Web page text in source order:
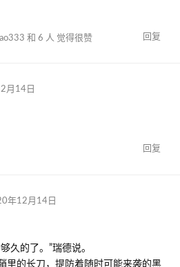
回复
和 6 人 觉得很赞
月14日
回复
年12月14日
久的了。”瑞德说。
里的长刀，提防着随时可能来袭的黑